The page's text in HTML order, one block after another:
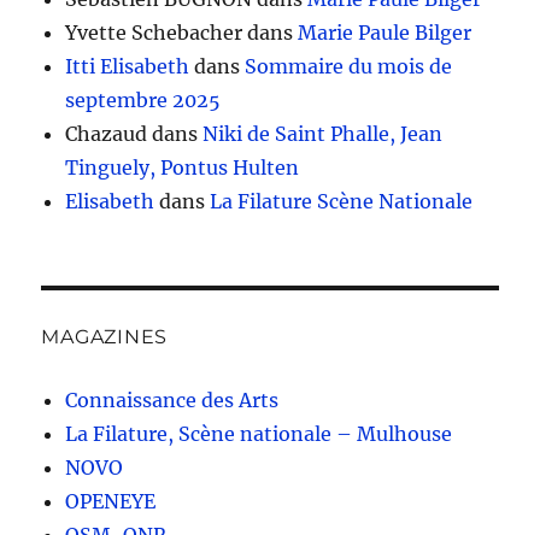
Yvette Schebacher dansMarie Paule Bilger
Itti Elisabeth dans Sommaire du mois de
septembre 2025
Chazaud dansNiki de Saint Phalle, Jean
Tinguely, Pontus Hulten
Elisabeth dansLa Filature Scène Nationale
MAGAZINES
Connaissance des Arts
La Filature, Scène nationale – Mulhouse
NOVO
OPENEYE